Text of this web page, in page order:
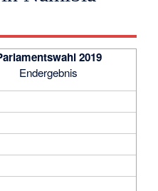
2019
Endergebnis